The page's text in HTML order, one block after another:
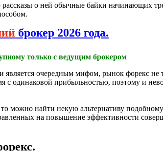
о ней обычные байки начинающих
брокер 2026 года.
только с ведущим брокером
является очередным мифом, рынок форекс
с одинаковой прибыльностью, поэтому и
можно найти некую альтернативу
на повышение эффективности